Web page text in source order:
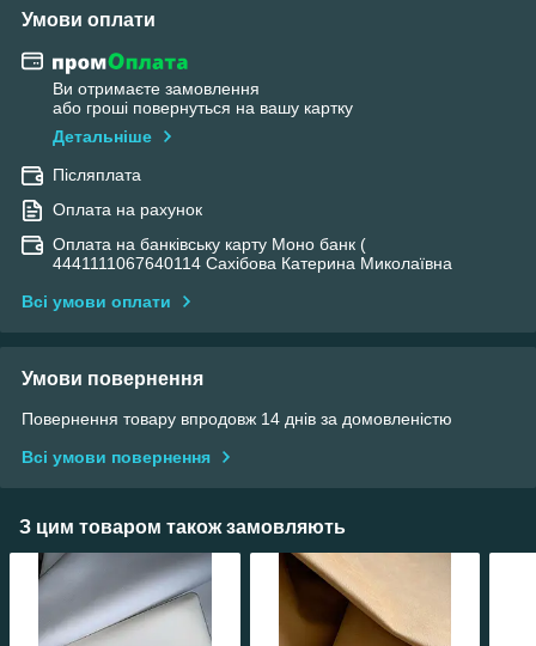
Умови оплати
Ви отримаєте замовлення
або гроші повернуться на вашу картку
Детальніше
Післяплата
Оплата на рахунок
Оплата на банківську карту Моно банк (
4441111067640114 Сахібова Катерина Миколаївна
Всі умови оплати
Умови повернення
Повернення товару впродовж 14 днів за домовленістю
Всі умови повернення
З цим товаром також замовляють